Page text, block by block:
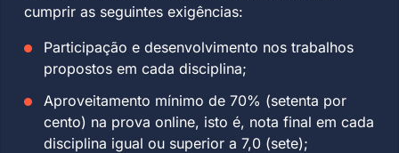
cumprir as seguintes exigências:
Participação e desenvolvimento nos trabalhos
propostos em cada disciplina;
Aproveitamento mínimo de 70% (setenta por
cento) na prova online, isto é, nota final em cada
disciplina igual ou superior a 7,0 (sete);